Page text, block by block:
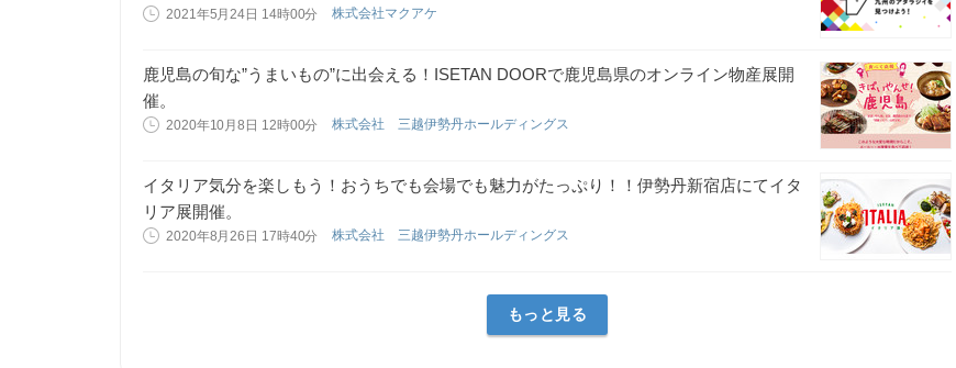
2021年5月24日 14時00分 株式会社マクアケ
鹿児島の旬な”うまいもの”に出会える！ISETAN DOORで鹿児島県のオンライン物産展開
催。
2020年10月8日 12時00分 株式会社 三越伊勢丹ホールディングス
イタリア気分を楽しもう！おうちでも会場でも魅力がたっぷり！！伊勢丹新宿店にてイタ
リア展開催。
2020年8月26日 17時40分 株式会社 三越伊勢丹ホールディングス
もっと見る